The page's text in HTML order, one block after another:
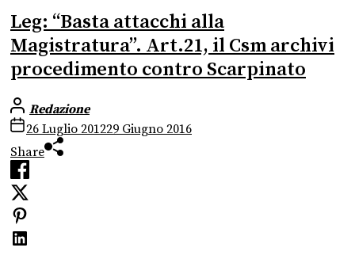
Leg: “Basta attacchi alla
Magistratura”. Art.21, il Csm archivi
procedimento contro Scarpinato
Redazione
26 Luglio 201229 Giugno 2016
Share